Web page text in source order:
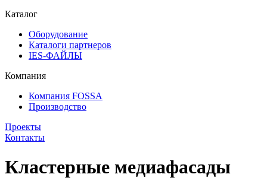
Каталог
Оборудование
Каталоги партнеров
IES-ФАЙЛЫ
Компания
Компания FOSSA
Производство
Проекты
Контакты
Кластерные медиафасады